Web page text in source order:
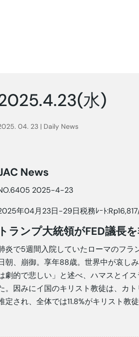
水)
04. 23| Daily News
News
2025-4-23
年04月23日-29日税務ﾚｰﾄ
ランプ大統領がFED議長
炎で5週間入院していたローマのフラ
朝、崩御。享年88歳。世界中が哀し
劇的で悲しい」と述べ、ハマスとイ
。因みにイ国のキリスト教徒は、カ
定され、全体では11.8%がキリスト教徒